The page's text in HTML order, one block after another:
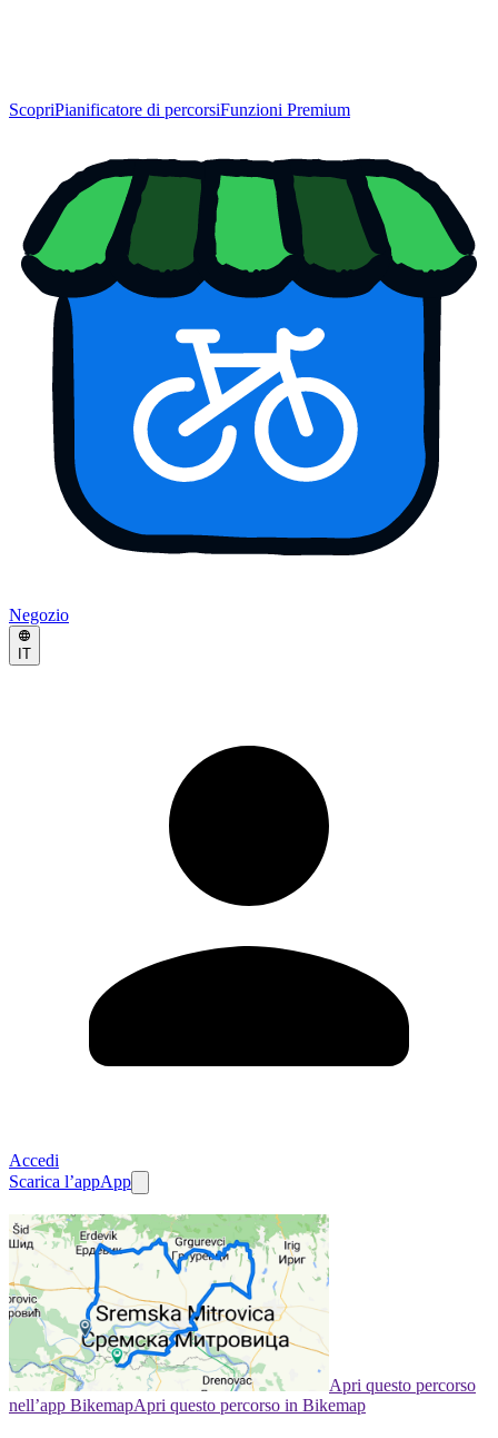
ScopriPianificatore di percorsiFunzioni Premium
Negozio
IT
Accedi
Scarica l’appApp
Apri questo percorso
nell’app BikemapApri questo percorso in Bikemap